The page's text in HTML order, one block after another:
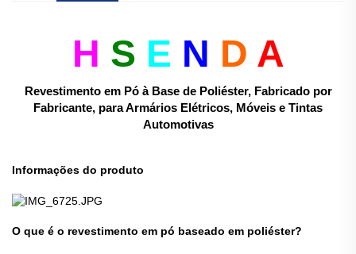
H S E N D A
Revestimento em Pó à Base de Poliéster, Fabricado por
Fabricante, para Armários Elétricos, Móveis e Tintas
Automotivas
Informações do produto
O que é o revestimento em pó baseado em poliéster?